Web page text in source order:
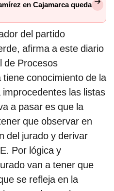
en Cajamarca queda
del partido
afirma a este diario
de Procesos
tiene conocimiento de la
las listas
a pasar es que la
que observar en
del jurado y derivar
Por lógica y
van a tener que
se refleja en la